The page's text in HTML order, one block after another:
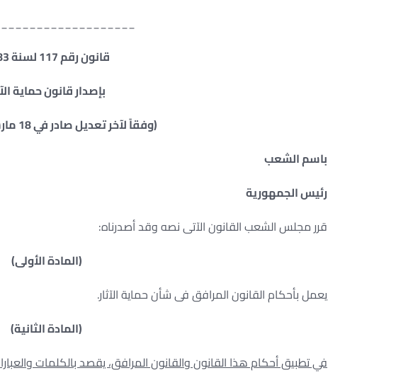
قانون رقم 117 لسنة 1983
بإصدار قانون حماية
(وفقاً لآخر تعديل صادر في 18 مارس عام 2020)
باسم الشعب
رئيس الجمهورية
قرر مجلس الشعب القانون الآتى نصه وقد أصدرناه:
(المادة الأولى)
يعمل بأحكام القانون المرافق فى شأن حماية الآثار.
(المادة الثانية)
في تطبيق أحكام هذا القانون والقانون المرافق، يقصد بالكلمات